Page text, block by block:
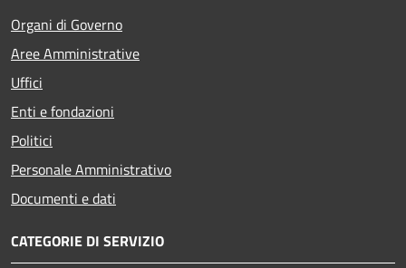
Organi di Governo
Aree Amministrative
Uffici
Enti e fondazioni
Politici
Personale Amministrativo
Documenti e dati
CATEGORIE DI SERVIZIO